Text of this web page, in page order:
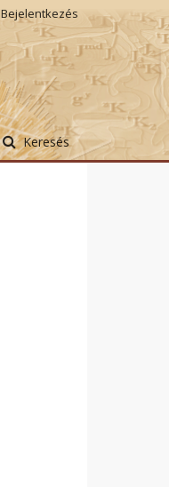
Keresés
Bejelentkezés